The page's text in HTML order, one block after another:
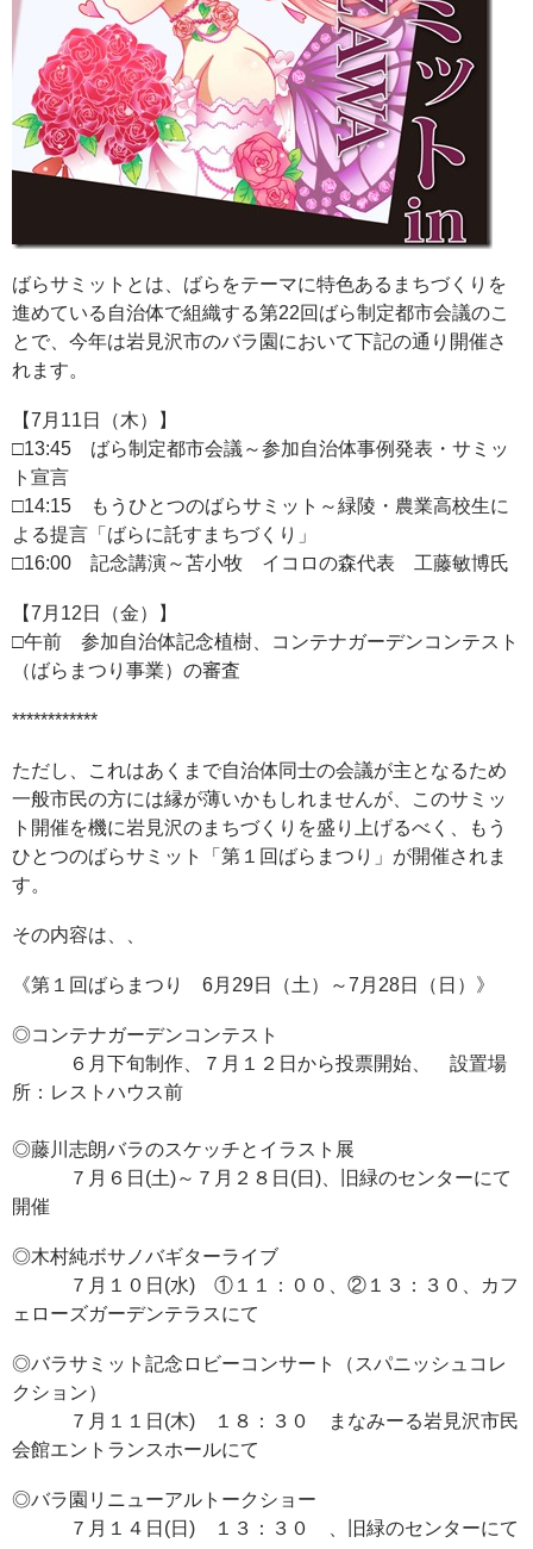
ばらサミットとは、ばらをテーマに特色あるまちづくりを
進めている自治体で組織する第22回ばら制定都市会議のこ
とで、今年は岩見沢市のバラ園において下記の通り開催さ
れます。
【7月11日（木）】
□13:45 ばら制定都市会議～参加自治体事例発表・サミッ
ト宣言
□14:15 もうひとつのばらサミット～緑陵・農業高校生に
よる提言「ばらに託すまちづくり」
□16:00 記念講演～苫小牧 イコロの森代表 工藤敏博氏
【7月12日（金）】
□午前 参加自治体記念植樹、コンテナガーデンコンテスト
（ばらまつり事業）の審査
************
ただし、これはあくまで自治体同士の会議が主となるため
一般市民の方には縁が薄いかもしれませんが、このサミッ
ト開催を機に岩見沢のまちづくりを盛り上げるべく、もう
ひとつのばらサミット「第１回ばらまつり」が開催されま
す。
その内容は、、
《第１回ばらまつり 6月29日（土）～7月28日（日）》
◎コンテナガーデンコンテスト
６月下旬制作、７月１２日から投票開始、 設置場
所：レストハウス前
◎藤川志朗バラのスケッチとイラスト展
７月６日(土)～７月２８日(日)、旧緑のセンターにて
開催
◎木村純ボサノバギターライブ
７月１０日(水) ①１１：００、②１３：３０、カフ
ェローズガーデンテラスにて
◎バラサミット記念ロビーコンサート（スパニッシュコレ
クション）
７月１１日(木) １８：３０ まなみーる岩見沢市民
会館エントランスホールにて
◎バラ園リニューアルトークショー
７月１４日(日) １３：３０ 、旧緑のセンターにて